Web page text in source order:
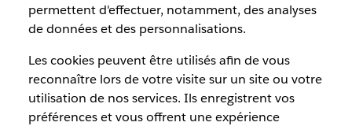
permettent d'effectuer, notamment, des analyses
de données et des personnalisations.
Les cookies peuvent être utilisés afin de vous
reconnaître lors de votre visite sur un site ou votre
utilisation de nos services. Ils enregistrent vos
préférences et vous offrent une expérience